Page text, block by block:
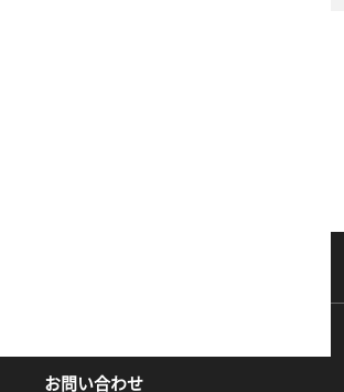
お問い合わせ